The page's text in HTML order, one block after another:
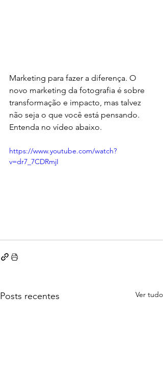
Marketing para fazer a diferença. O
novo marketing da fotografia é sobre
transformação e impacto, mas talvez
não seja o que você está pensando.
Entenda no vídeo abaixo.
https://www.youtube.com/watch?
v=dr7_7CDRmjI
Posts recentes Ver tudo